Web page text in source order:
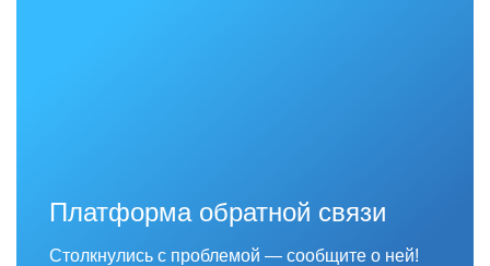
Платформа обратной связи
Столкнулись с проблемой — сообщите о ней!